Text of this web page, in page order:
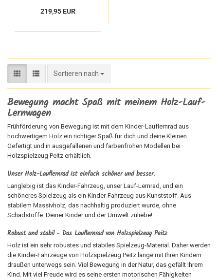
219,95 EUR
Sortieren nach
Sortieren nach
Bewegung macht Spaß mit meinem Holz-Lauf-
Lernwagen
Frühförderung von Bewegung ist mit dem Kinder-Lauflernrad aus
hochwertigem Holz ein richtiger Spaß für dich und deine Kleinen.
Gefertigt und in ausgefallenen und farbenfrohen Modellen bei
Holzspielzeug Peitz erhältlich.
Unser Holz-Lauflernrad ist einfach schöner und besser.
Langlebig ist das Kinder-Fahrzeug, unser Lauf-Lernrad, und ein
schöneres Spielzeug als ein Kinder-Fahrzeug aus Kunststoff. Aus
stabilem Massivholz, das nachhaltig produziert wurde, ohne
Schadstoffe. Deiner Kinder und der Umwelt zuliebe!
Robust und stabil - Das Lauflernrad von Holzspielzeug Peitz
Holz ist ein sehr robustes und stabiles Spielzeug-Material. Daher werden
die Kinder-Fahrzeuge von Holzspielzeug Peitz lange mit Ihren Kindern
draußen unterwegs sein. Viel Bewegung in der Natur, das gefällt Ihrem
Kind. Mit viel Freude wird es seine ersten motorischen Fähigkeiten